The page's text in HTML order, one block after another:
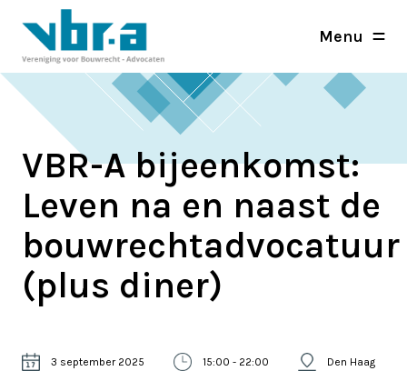
Menu
VBR-A bijeenkomst:
Leven na en naast de
bouwrechtadvocatuur
(plus diner)
3 september 2025 15:00 - 22:00 Den Haag